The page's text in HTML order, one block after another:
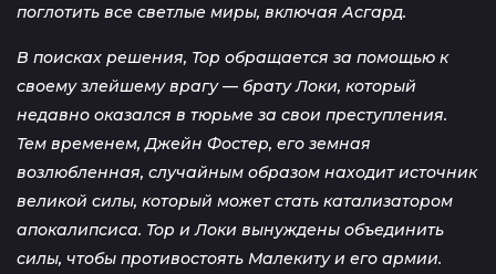
поглотить все светлые миры, включая Асгард.
В поисках решения, Тор обращается за помощью к
своему злейшему врагу — брату Локи, который
недавно оказался в тюрьме за свои преступления.
Тем временем, Джейн Фостер, его земная
возлюбленная, случайным образом находит источник
великой силы, который может стать катализатором
апокалипсиса. Тор и Локи вынуждены объединить
силы, чтобы противостоять Малекиту и его армии.